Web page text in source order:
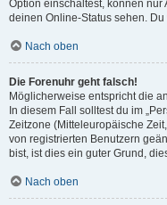
Option einschaltest, können
deinen Online-Status sehen.
Nach oben
Die Forenuhr geht falsch!
Möglicherweise entspricht die
In diesem Fall solltest du im
Zeitzone (Mitteleuropäische
von registrierten Benutzern
bist, ist dies ein guter Grund,
Nach oben